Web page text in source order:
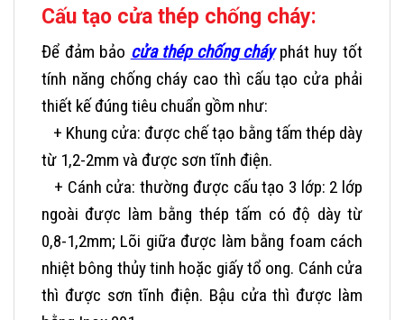
Cấu tạo cửa thép chống cháy:
Để đảm bảo cửa thép chống cháyphát huy tốt
tính năng chống cháy cao thì cấu tạo cửa phải
thiết kế đúng tiêu chuẩn gồm như:
+ Khung cửa: được chế tạo bằng tấm thép dày
từ 1,2-2mm và được sơn tĩnh điện.
+ Cánh cửa: thường được cấu tạo 3 lớp: 2 lớp
ngoài được làm bằng thép tấm có độ dày từ
0,8-1,2mm; Lõi giữa được làm bằng foam cách
nhiệt bông thủy tinh hoặc giấy tổ ong. Cánh cửa
thì được sơn tĩnh điện. Bậu cửa thì được làm